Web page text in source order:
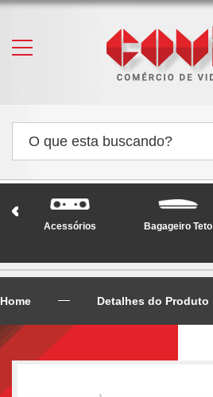
Acessórios Bagageiro Teto
Home Detalhes do Produto